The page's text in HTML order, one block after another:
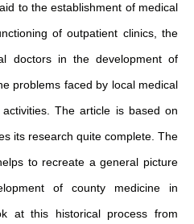
to the establishment of medical
of outpatient clinics, the
doctors in the development of
problems faced by local medical
The article is based on
its research quite complete. The
to recreate a general picture
of county medicine in
at this historical process from